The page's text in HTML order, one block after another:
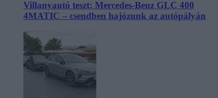
Villanyautó teszt: Mercedes-Benz GLC 400
4MATIC – csendben hajózunk az autópályán